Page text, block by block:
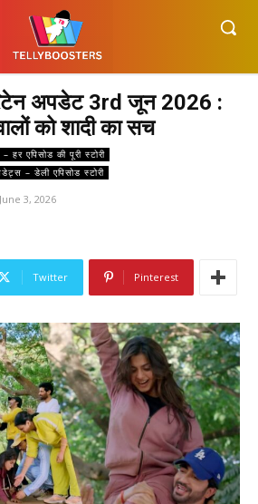
अपडेट 3rd जून 2026 :
को शादी का सच
हर एपिसोड की पूरी स्टोरी
– डेली एपिसोड स्टोरी
June 3, 2026
Twitter Pinterest